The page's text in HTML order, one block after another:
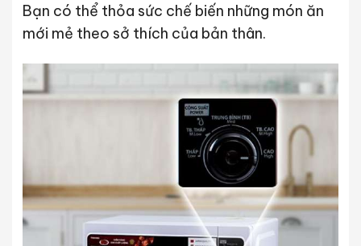
Bạn có thể thỏa sức chế biến những món ăn
mới mẻ theo sở thích của bản thân.